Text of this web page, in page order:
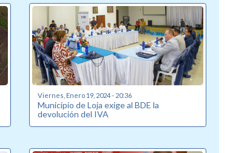
Viernes, Enero 19, 2024 - 20:36
Municipio de Loja exige al BDE la
devolución del IVA